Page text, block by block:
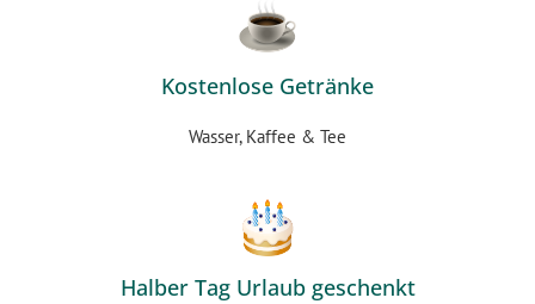
Kostenlose Getränke
Wasser, Kaffee & Tee
Halber Tag Urlaub geschenkt